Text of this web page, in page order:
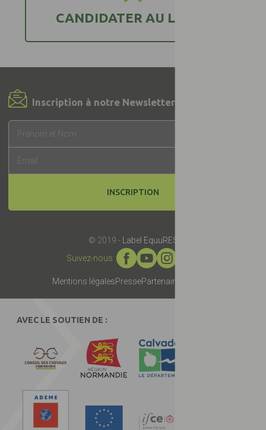
CANDIDATER AU LABEL
Inscription à notre Newsletter !
INSCRIPTION
© 2019 -
Label EquuRES
Suivez-nous :
Mentions légalesPressePartenaires
AVEC LE SOUTIEN DE :